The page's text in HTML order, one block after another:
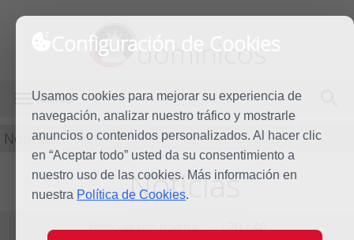
Configuración de Cookies
Usamos cookies para mejorar su experiencia de
navegación, analizar nuestro tráfico y mostrarle
anuncios o contenidos personalizados. Al hacer clic
en “Aceptar todo” usted da su consentimiento a
nuestro uso de las cookies. Más información en
nuestra Política de Cookies.
dominicos
MENÚ
Noticias
Noticias
Noticias por página:10/20/40